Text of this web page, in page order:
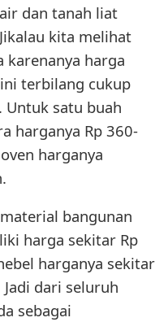
dan tanah liat
kita melihat
karenanya harga
terbilang cukup
satu buah
harganya Rp 360-
harganya
bangunan
harga sekitar Rp
harganya sekitar
dari seluruh
sebagai